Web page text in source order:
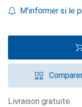
M'informer si le
livraison gratuite